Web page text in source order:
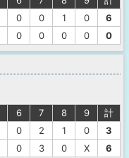
0 0 1 0
6
0 0 0 0 0
6 7 8 9
計
0 2 1 0
3
0 3 0 X 6